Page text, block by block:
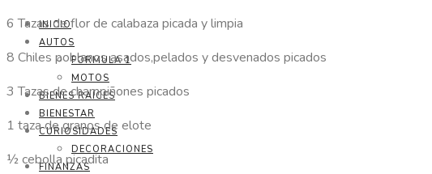
INICIO
AUTOS
FORMULA 1
MOTOS
BIENES RAÍCES
BIENESTAR
CURIOSIDADES
DECORACIONES
FINANZAS
6 Tazas de flor de calabaza picada y limpia
8 Chiles poblanos asados,pelados y desvenados picados
3 Tazas de champiñones picados
1 taza de granos de elote
½ cebolla picadita